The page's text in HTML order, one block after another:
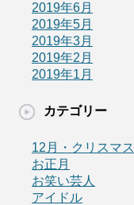
2019年6月
2019年5月
2019年3月
2019年2月
2019年1月
カテゴリー
12月・クリスマス
お正月
お笑い芸人
アイドル